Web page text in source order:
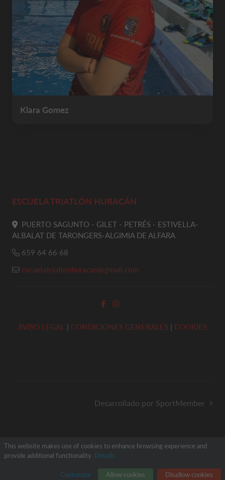
Klara Gomez
ESCUELA TRIATLÓN HURACÁN
PUERTO SAGUNTO - GILET - PETRÉS - ESTIVELLA-
ALBALAT DE TARONGERS-ALGIMIA DE ALFARA
659 64 66 68
escuelatriatlonhuracan@gmail.com
AVISO LEGAL | CONDICIONES GENERALES | COOKIES
Desarrollado por SportMember
This website makes use of cookies to enhance browsing experience and
provide additional functionality. Details
Disallow cookies
Allow cookies
Customize